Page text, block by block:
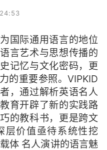
国际通用语言的地位
言艺术与思想传播的
记忆与文化密码，更
的重要参照。VIPKID
，通过解析英语名人
育开辟了新的实践路
的教科书，更是跨文
层价值亟待系统性挖
体 名人演讲的语言魅